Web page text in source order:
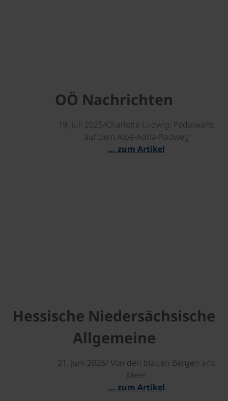
OÖ Nachrichten
19. Juli 2025/Charlotte Ludwig: Pedalwärts
auf dem Alpe-Adria-Radweg
... zum Artikel
Hessische Niedersächsische
Allgemeine
21. Juni 2025/ Von den blauen Bergen ans
Meer
... zum Artikel